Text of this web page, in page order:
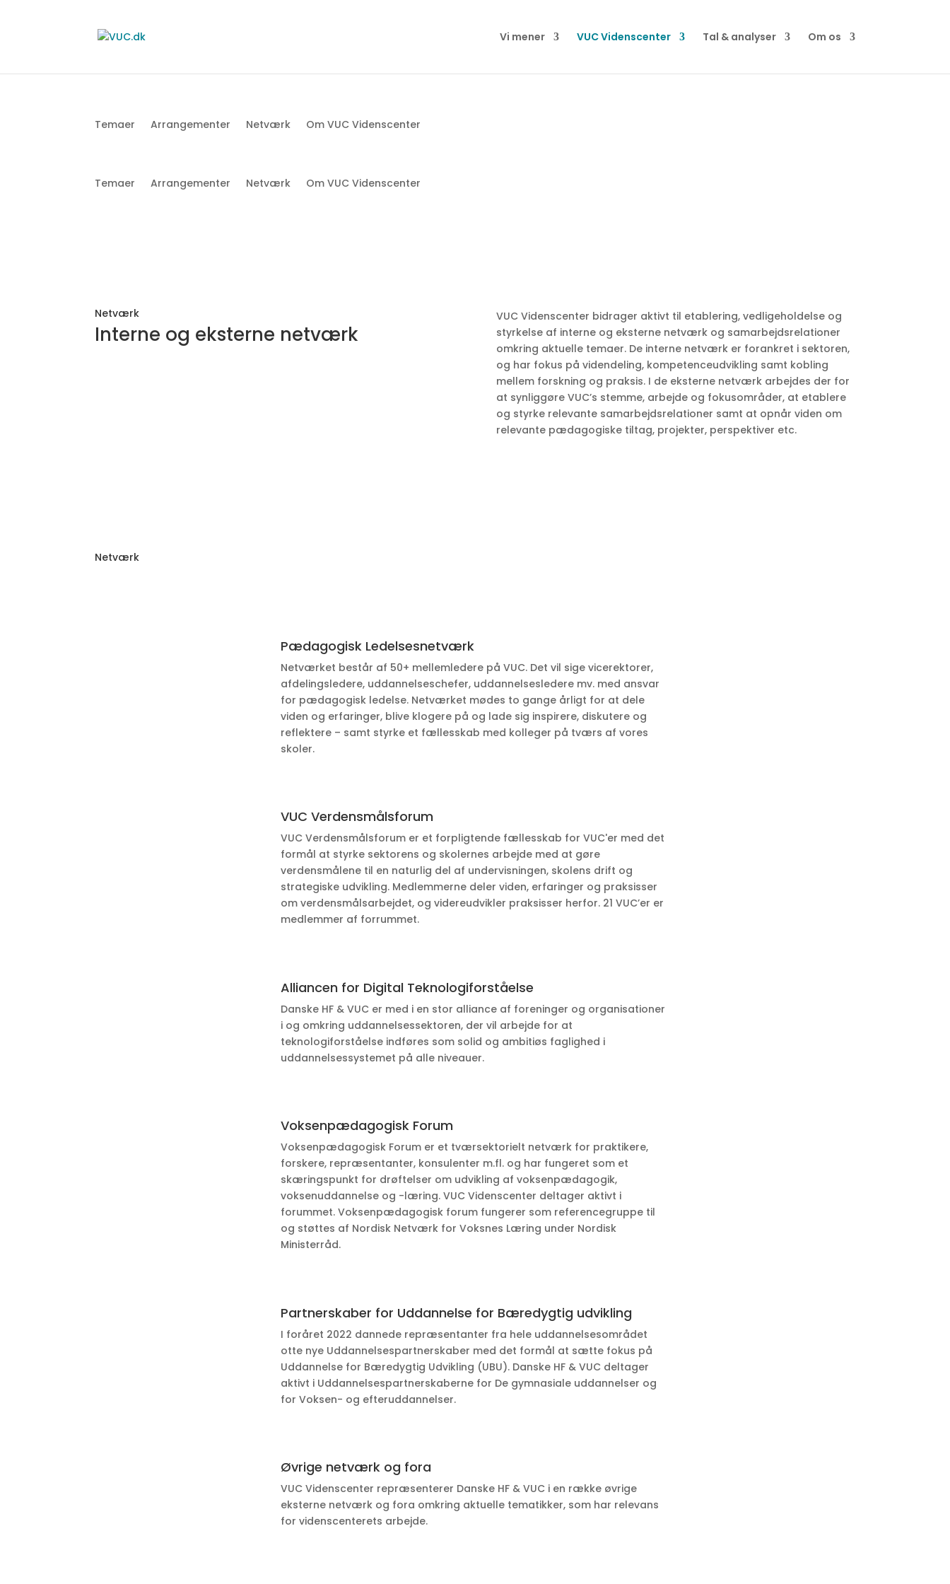
Vi mener VUC Videnscenter Tal & analyser Om os
Temaer Arrangementer Netværk Om VUC Videnscenter
Temaer Arrangementer Netværk Om VUC Videnscenter
Netværk
Interne og eksterne netværk
VUC Videnscenter bidrager aktivt til etablering, vedligeholdelse og
styrkelse af interne og eksterne netværk og samarbejdsrelationer
omkring aktuelle temaer. De interne netværk er forankret i sektoren,
og har fokus på videndeling, kompetenceudvikling samt kobling
mellem forskning og praksis. I de eksterne netværk arbejdes der for
at synliggøre VUC’s stemme, arbejde og fokusområder, at etablere
og styrke relevante samarbejdsrelationer samt at opnår viden om
relevante pædagogiske tiltag, projekter, perspektiver etc.
Netværk
Pædagogisk Ledelsesnetværk
Netværket består af 50+ mellemledere på VUC. Det vil sige vicerektorer,
afdelingsledere, uddannelseschefer, uddannelsesledere mv. med ansvar
for pædagogisk ledelse. Netværket mødes to gange årligt for at dele
viden og erfaringer, blive klogere på og lade sig inspirere, diskutere og
reflektere – samt styrke et fællesskab med kolleger på tværs af vores
skoler.
VUC Verdensmålsforum
VUC Verdensmålsforum er et forpligtende fællesskab for VUC'er med det
formål at styrke sektorens og skolernes arbejde med at gøre
verdensmålene til en naturlig del af undervisningen, skolens drift og
strategiske udvikling. Medlemmerne deler viden, erfaringer og praksisser
om verdensmålsarbejdet, og videreudvikler praksisser herfor. 21 VUC’er er
medlemmer af forrummet.
Alliancen for Digital Teknologiforståelse
Danske HF & VUC er med i en stor alliance af foreninger og organisationer
i og omkring uddannelsessektoren, der vil arbejde for at
teknologiforståelse indføres som solid og ambitiøs faglighed i
uddannelsessystemet på alle niveauer.
Voksenpædagogisk Forum
Voksenpædagogisk Forum er et tværsektorielt netværk for praktikere,
forskere, repræsentanter, konsulenter m.fl. og har fungeret som et
skæringspunkt for drøftelser om udvikling af voksenpædagogik,
voksenuddannelse og -læring. VUC Videnscenter deltager aktivt i
forummet. Voksenpædagogisk forum fungerer som referencegruppe til
og støttes af Nordisk Netværk for Voksnes Læring under Nordisk
Ministerråd.
Partnerskaber for Uddannelse for Bæredygtig udvikling
I foråret 2022 dannede repræsentanter fra hele uddannelsesområdet
otte nye Uddannelsespartnerskaber med det formål at sætte fokus på
Uddannelse for Bæredygtig Udvikling (UBU). Danske HF & VUC deltager
aktivt i Uddannelsespartnerskaberne for De gymnasiale uddannelser og
for Voksen- og efteruddannelser.
Øvrige netværk og fora
VUC Videnscenter repræsenterer Danske HF & VUC i en række øvrige
eksterne netværk og fora omkring aktuelle tematikker, som har relevans
for videnscenterets arbejde.